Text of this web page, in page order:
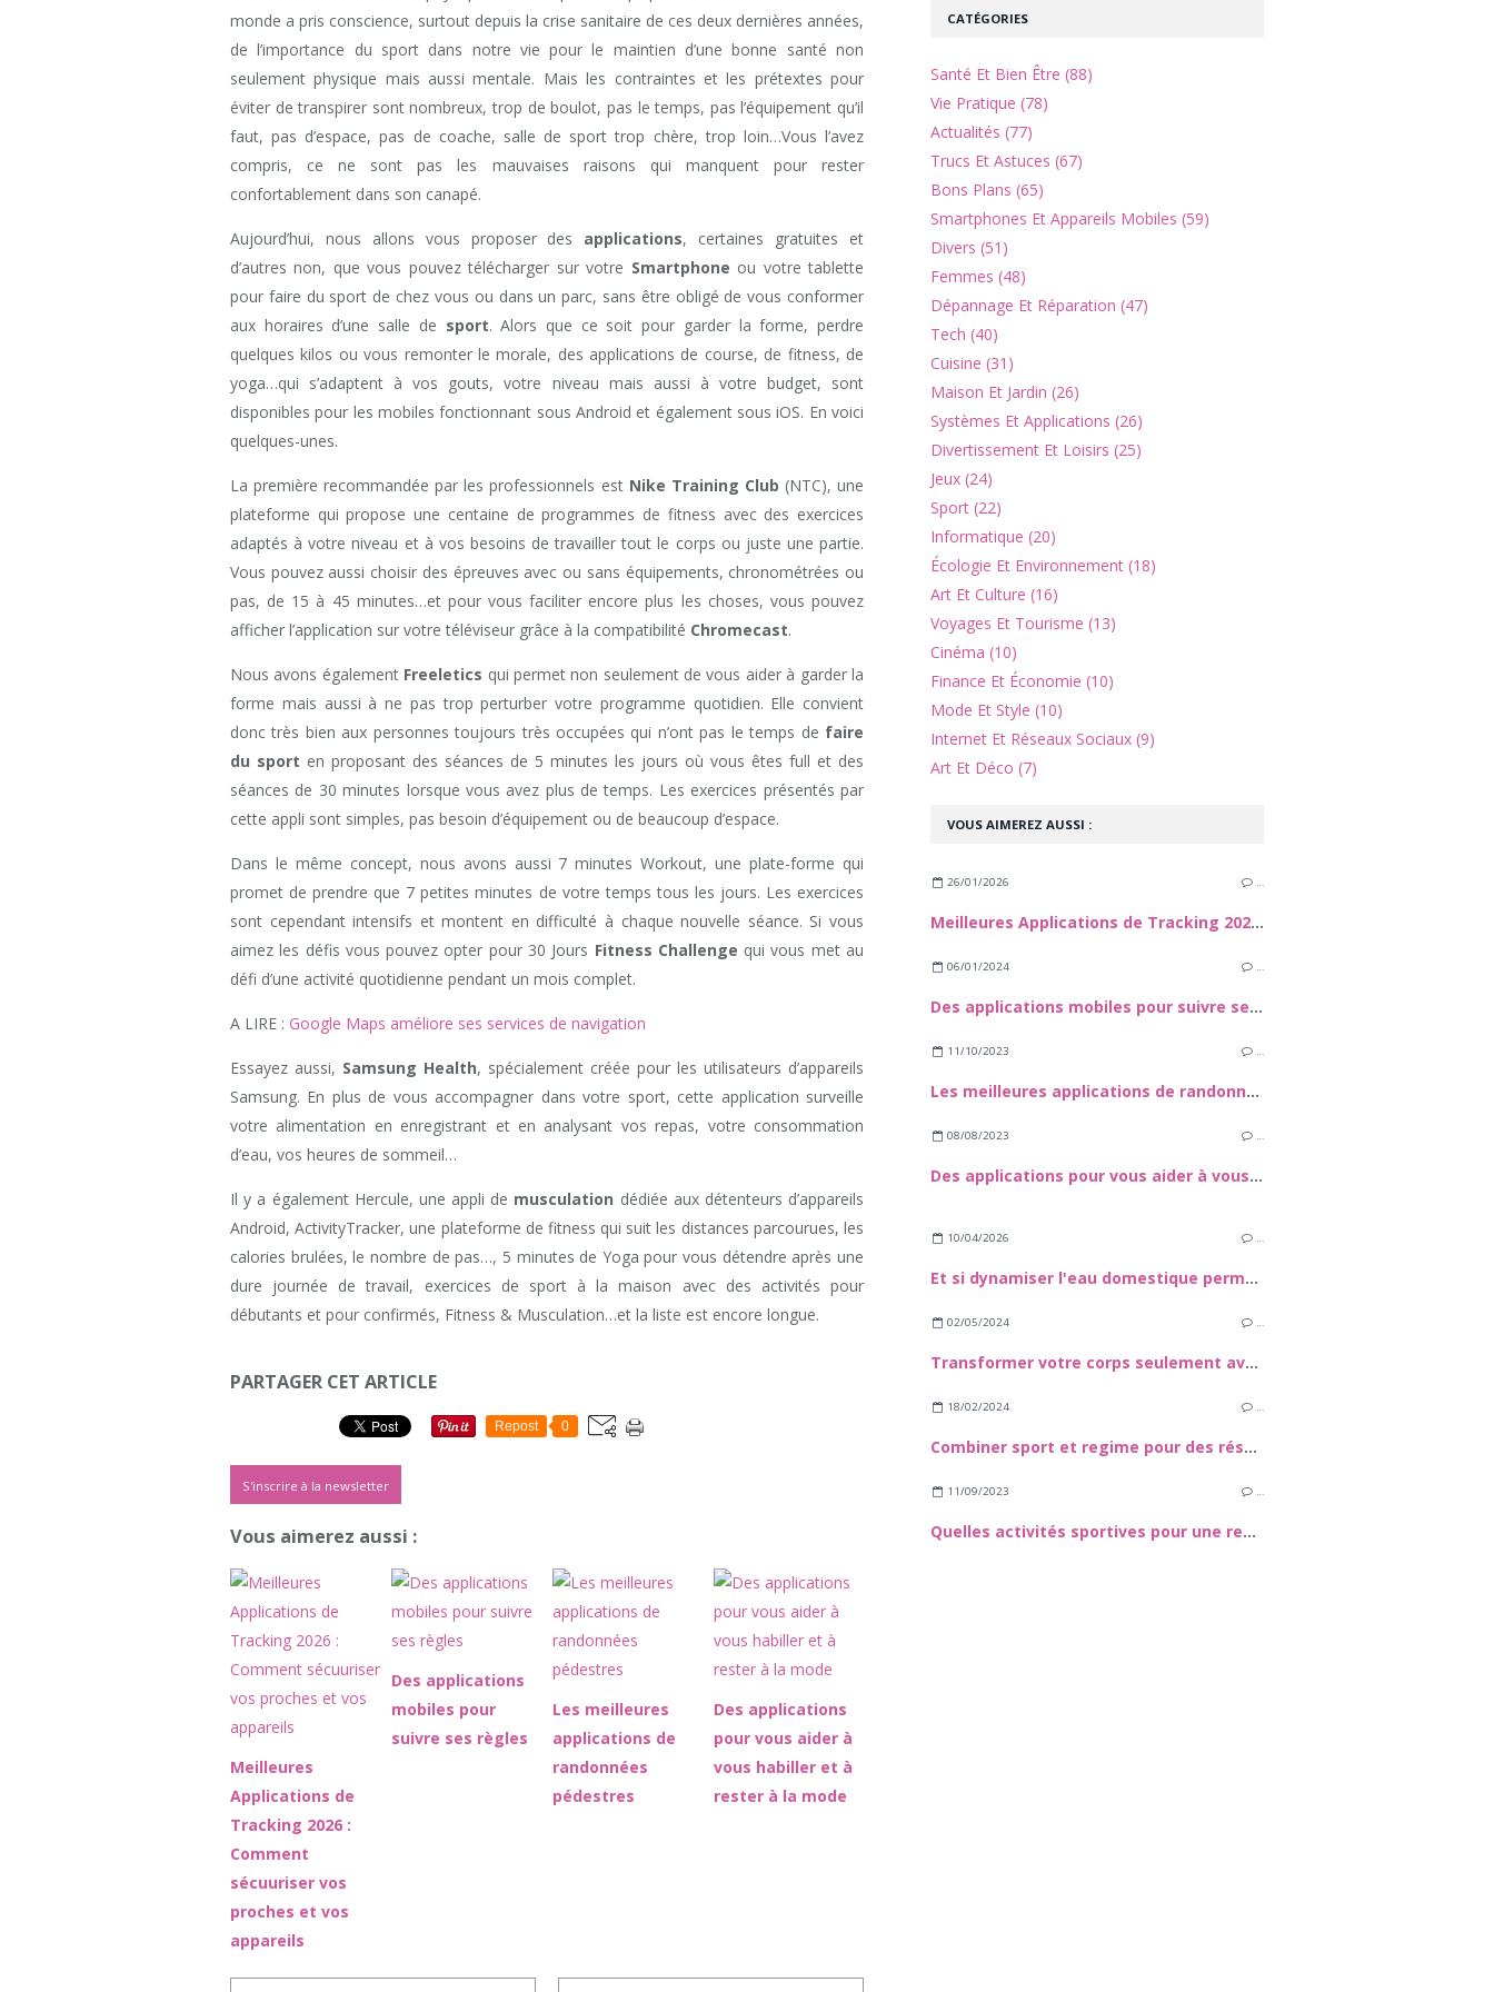
monde a pris conscience, surtout depuis la crise sanitaire de ces deux dernières années,
de l’importance du sport dans notre vie pour le maintien d’une bonne santé non
seulement physique mais aussi mentale. Mais les contraintes et les prétextes pour
éviter de transpirer sont nombreux, trop de boulot, pas le temps, pas l’équipement qu’il
faut, pas d’espace, pas de coache, salle de sport trop chère, trop loin…Vous l’avez
compris, ce ne sont pas les mauvaises raisons qui manquent pour rester
confortablement dans son canapé.
Aujourd’hui, nous allons vous proposer des applications, certaines gratuites et
d’autres non, que vous pouvez télécharger sur votre Smartphone ou votre tablette
pour faire du sport de chez vous ou dans un parc, sans être obligé de vous conformer
aux horaires d’une salle de sport. Alors que ce soit pour garder la forme, perdre
quelques kilos ou vous remonter le morale, des applications de course, de fitness, de
yoga…qui s’adaptent à vos gouts, votre niveau mais aussi à votre budget, sont
disponibles pour les mobiles fonctionnant sous Android et également sous iOS. En voici
quelques-unes.
La première recommandée par les professionnels est Nike Training Club (NTC), une
plateforme qui propose une centaine de programmes de fitness avec des exercices
adaptés à votre niveau et à vos besoins de travailler tout le corps ou juste une partie.
Vous pouvez aussi choisir des épreuves avec ou sans équipements, chronométrées ou
pas, de 15 à 45 minutes…et pour vous faciliter encore plus les choses, vous pouvez
afficher l’application sur votre téléviseur grâce à la compatibilité Chromecast.
Nous avons également Freeletics qui permet non seulement de vous aider à garder la
forme mais aussi à ne pas trop perturber votre programme quotidien. Elle convient
donc très bien aux personnes toujours très occupées qui n’ont pas le temps de faire
du sport en proposant des séances de 5 minutes les jours où vous êtes full et des
séances de 30 minutes lorsque vous avez plus de temps. Les exercices présentés par
cette appli sont simples, pas besoin d’équipement ou de beaucoup d’espace.
Dans le même concept, nous avons aussi 7 minutes Workout, une plate-forme qui
promet de prendre que 7 petites minutes de votre temps tous les jours. Les exercices
sont cependant intensifs et montent en difficulté à chaque nouvelle séance. Si vous
aimez les défis vous pouvez opter pour 30 Jours Fitness Challenge qui vous met au
défi d’une activité quotidienne pendant un mois complet.
A LIRE : Google Maps améliore ses services de navigation
Essayez aussi, Samsung Health, spécialement créée pour les utilisateurs d’appareils
Samsung. En plus de vous accompagner dans votre sport, cette application surveille
votre alimentation en enregistrant et en analysant vos repas, votre consommation
d’eau, vos heures de sommeil…
Il y a également Hercule, une appli de musculation dédiée aux détenteurs d’appareils
Android, ActivityTracker, une plateforme de fitness qui suit les distances parcourues, les
calories brulées, le nombre de pas…, 5 minutes de Yoga pour vous détendre après une
dure journée de travail, exercices de sport à la maison avec des activités pour
débutants et pour confirmés, Fitness & Musculation…et la liste est encore longue.
PARTAGER CET ARTICLE
Repost 0
S'inscrire à la newsletter
Vous aimerez aussi :
Meilleures
Applications de
Tracking 2026 :
Comment
sécuuriser vos
proches et vos
appareils
Des applications
mobiles pour
suivre ses règles
Les meilleures
applications de
randonnées
pédestres
Des applications
pour vous aider à
vous habiller et à
rester à la mode
VOUS AIMEREZ AUSSI :
26/01/2026 …
Meilleures Applications de Tracking 2026 : Comment sécuuriser vos proches et vos appareils
06/01/2024 …
Des applications mobiles pour suivre ses règles
11/10/2023 …
Les meilleures applications de randonnées pédestres
08/08/2023 …
Des applications pour vous aider à vous habiller et à rester à la mode
10/04/2026 …
Et si dynamiser l'eau domestique permettait d'améliorer les performances des sportifs ?
02/05/2024 …
Transformer votre corps seulement avec un mini-stepper !
18/02/2024 …
Combiner sport et regime pour des résultats durables
11/09/2023 …
Quelles activités sportives pour une reprise en douceur ?
CATÉGORIES
Santé Et Bien Être (88)
Vie Pratique (78)
Actualités (77)
Trucs Et Astuces (67)
Bons Plans (65)
Smartphones Et Appareils Mobiles (59)
Divers (51)
Femmes (48)
Dépannage Et Réparation (47)
Tech (40)
Cuisine (31)
Maison Et Jardin (26)
Systèmes Et Applications (26)
Divertissement Et Loisirs (25)
Jeux (24)
Sport (22)
Informatique (20)
Écologie Et Environnement (18)
Art Et Culture (16)
Voyages Et Tourisme (13)
Cinéma (10)
Finance Et Économie (10)
Mode Et Style (10)
Internet Et Réseaux Sociaux (9)
Art Et Déco (7)